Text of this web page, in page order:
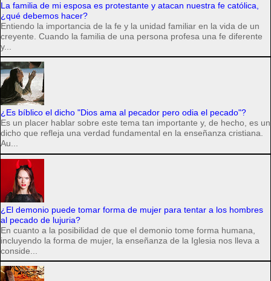
La familia de mi esposa es protestante y atacan nuestra fe católica,
¿qué debemos hacer?
Entiendo la importancia de la fe y la unidad familiar en la vida de un
creyente. Cuando la familia de una persona profesa una fe diferente
y...
¿Es bíblico el dicho "Dios ama al pecador pero odia el pecado"?
Es un placer hablar sobre este tema tan importante y, de hecho, es un
dicho que refleja una verdad fundamental en la enseñanza cristiana.
Au...
¿El demonio puede tomar forma de mujer para tentar a los hombres
al pecado de lujuria?
En cuanto a la posibilidad de que el demonio tome forma humana,
incluyendo la forma de mujer, la enseñanza de la Iglesia nos lleva a
conside...